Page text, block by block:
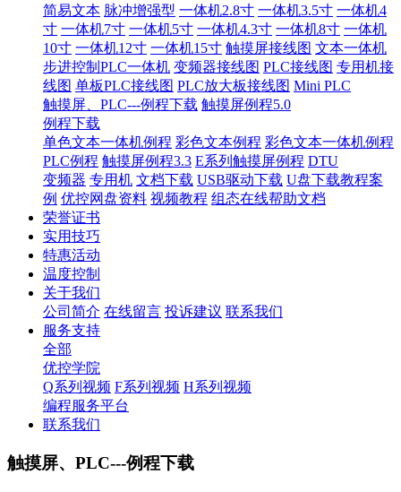
简易文本 脉冲增强型 一体机2.8寸 一体机3.5寸 一体机4
寸 一体机7寸 一体机5寸 一体机4.3寸 一体机8寸 一体机
10寸 一体机12寸 一体机15寸 触摸屏接线图 文本一体机
步进控制PLC一体机 变频器接线图 PLC接线图 专用机接
线图 单板PLC接线图 PLC放大板接线图 Mini PLC
触摸屏、PLC---例程下载 触摸屏例程5.0
例程下载
单色文本一体机例程 彩色文本例程 彩色文本一体机例程
PLC例程 触摸屏例程3.3 E系列触摸屏例程 DTU
变频器 专用机 文档下载 USB驱动下载 U盘下载教程案
例 优控网盘资料 视频教程 组态在线帮助文档
荣誉证书
实用技巧
特惠活动
温度控制
关于我们
公司简介 在线留言 投诉建议 联系我们
服务支持
全部
优控学院
Q系列视频 F系列视频 H系列视频
编程服务平台
联系我们
触摸屏、PLC---例程下载